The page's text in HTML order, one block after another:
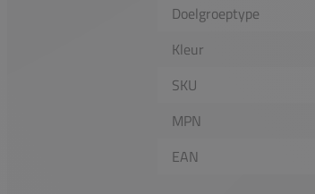
Doelgroeptype
Kleur
SKU
MPN
EAN